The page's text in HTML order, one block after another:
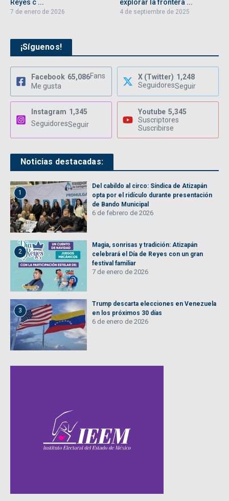
Reyes c ...
7 de enero de 2026
explorar la frontera ...
4 de septiembre de 2025
¡Síguenos!
Facebook 65,086Fans
Me gusta
X (Twitter) 1,248
SeguidoresSeguir
Instagram 1,345
SeguidoresSeguir
Youtube 5,345
Suscriptores
Suscribirse
Noticias destacadas:
1
Del cabildo al circo: Síndica de Atizapán
opta por el ridículo durante presentación
de Bando Municipal
6 de febrero de 2026
2
Magia, sonrisas y tradición: Atizapán
celebrará el Día de Reyes con un gran
festival familiar
7 de enero de 2026
3
Trump descarta elecciones en Venezuela
en los próximos 30 días
6 de enero de 2026